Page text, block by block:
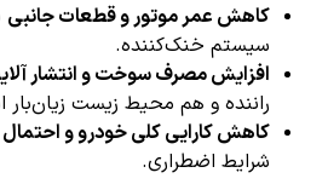
کاهش عمر موتور و قطعات جانبی
سیستم خنک‌کننده.
افزایش مصرف سوخت و انتشار
راننده و هم محیط زیست
کاهش کارایی کلی خودرو و احتمال
شرایط اضطراری.